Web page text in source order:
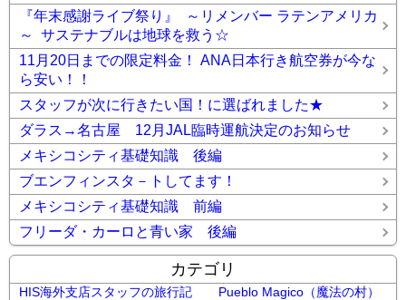
『年末感謝ライブ祭り』 ～リメンバー ラテンアメリカ
～ サステナブルは地球を救う☆
11月20日までの限定料金！ ANA日本行き航空券が今な
ら安い！！
スタッフが次に行きたい国！に選ばれました★
ダラス→名古屋 12月JAL臨時運航決定のお知らせ
メキシコシティ基礎知識 後編
ブエンフィンスタ－トしてます！
メキシコシティ基礎知識 前編
フリーダ・カーロと青い家 後編
カテゴリ
HIS海外支店スタッフの旅行記 Pueblo Magico（魔法の村）